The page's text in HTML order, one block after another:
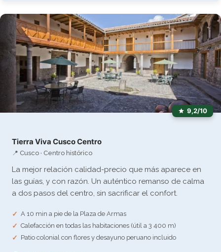
9,2/10
Tierra Viva Cusco Centro
📍 Cusco · Centro histórico
La mejor relación calidad-precio que más aparece en
las guías, y con razón. Un auténtico remanso de calma
a dos pasos del centro, sin sacrificar el confort.
A 10 min a pie de la Plaza de Armas
Calefacción en todas las habitaciones (útil a 3 400 m)
Patio colonial con flores y desayuno peruano incluido